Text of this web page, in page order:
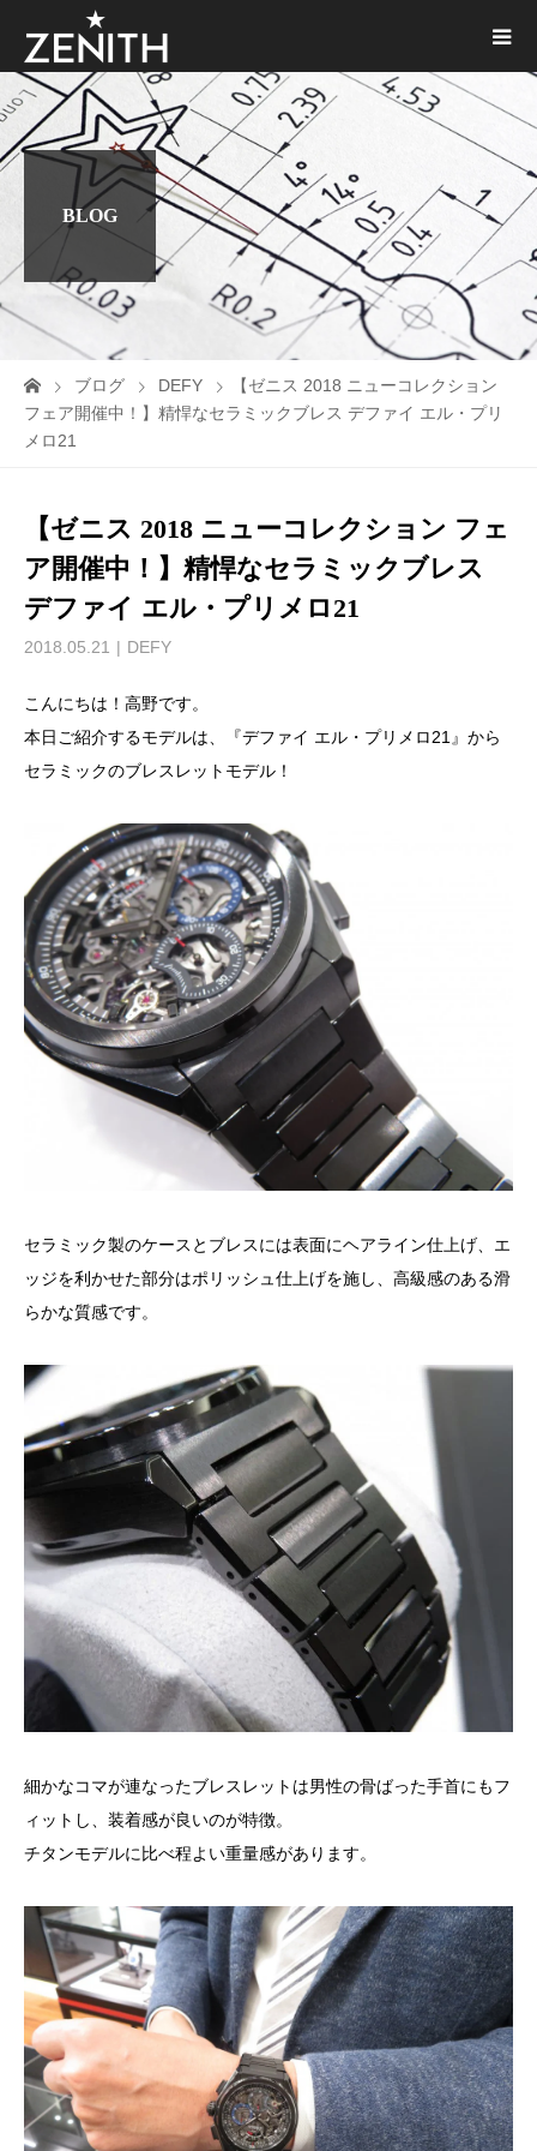
BLOG
ブログ DEFY
【ゼニス 2018 ニューコレクション
フェア開催中！】精悍なセラミックブレス デファイ エル・プリ
メロ21
【ゼニス 2018 ニューコレクション フェ
ア開催中！】精悍なセラミックブレス
デファイ エル・プリメロ21
2018.05.21 DEFY
こんにちは！高野です。
本日ご紹介するモデルは、『デファイ エル・プリメロ21』から
セラミックのブレスレットモデル！
セラミック製のケースとブレスには表面にヘアライン仕上げ、エ
ッジを利かせた部分はポリッシュ仕上げを施し、高級感のある滑
らかな質感です。
細かなコマが連なったブレスレットは男性の骨ばった手首にもフ
ィットし、装着感が良いのが特徴。
チタンモデルに比べ程よい重量感があります。